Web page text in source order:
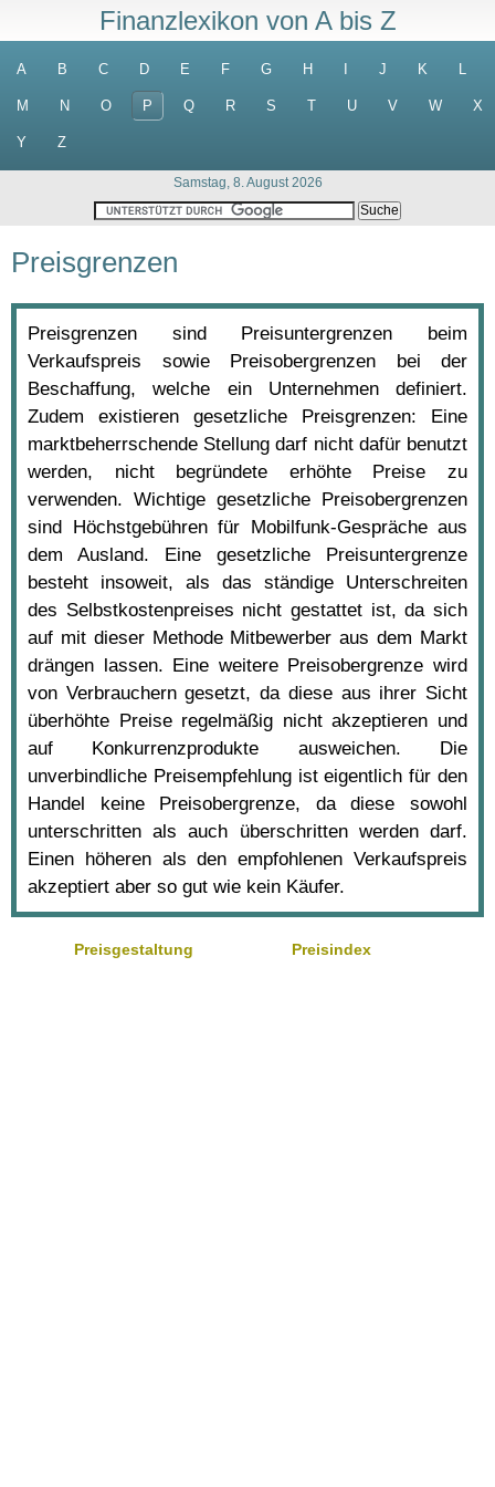
Finanzlexikon von A bis Z
A B C D E F G H J K L
M N O P Q R S T U V W X
Y Z
Samstag, 8. August 2026
Preisgrenzen
Preisgrenzen sind Preisuntergrenzen beim
Verkaufspreis sowie Preisobergrenzen bei der
Beschaffung, welche ein Unternehmen definiert.
Zudem existieren gesetzliche Preisgrenzen: Eine
marktbeherrschende Stellung darf nicht dafür benutzt
werden, nicht begründete erhöhte Preise zu
verwenden. Wichtige gesetzliche Preisobergrenzen
sind Höchstgebühren für Mobilfunk-Gespräche aus
dem Ausland. Eine gesetzliche Preisuntergrenze
besteht insoweit, als das ständige Unterschreiten
des Selbstkostenpreises nicht gestattet ist, da sich
auf mit dieser Methode Mitbewerber aus dem Markt
drängen lassen. Eine weitere Preisobergrenze wird
von Verbrauchern gesetzt, da diese aus ihrer Sicht
überhöhte Preise regelmäßig nicht akzeptieren und
auf Konkurrenzprodukte ausweichen. Die
unverbindliche Preisempfehlung ist eigentlich für den
Handel keine Preisobergrenze, da diese sowohl
unterschritten als auch überschritten werden darf.
Einen höheren als den empfohlenen Verkaufspreis
akzeptiert aber so gut wie kein Käufer.
Preisgestaltung Preisindex